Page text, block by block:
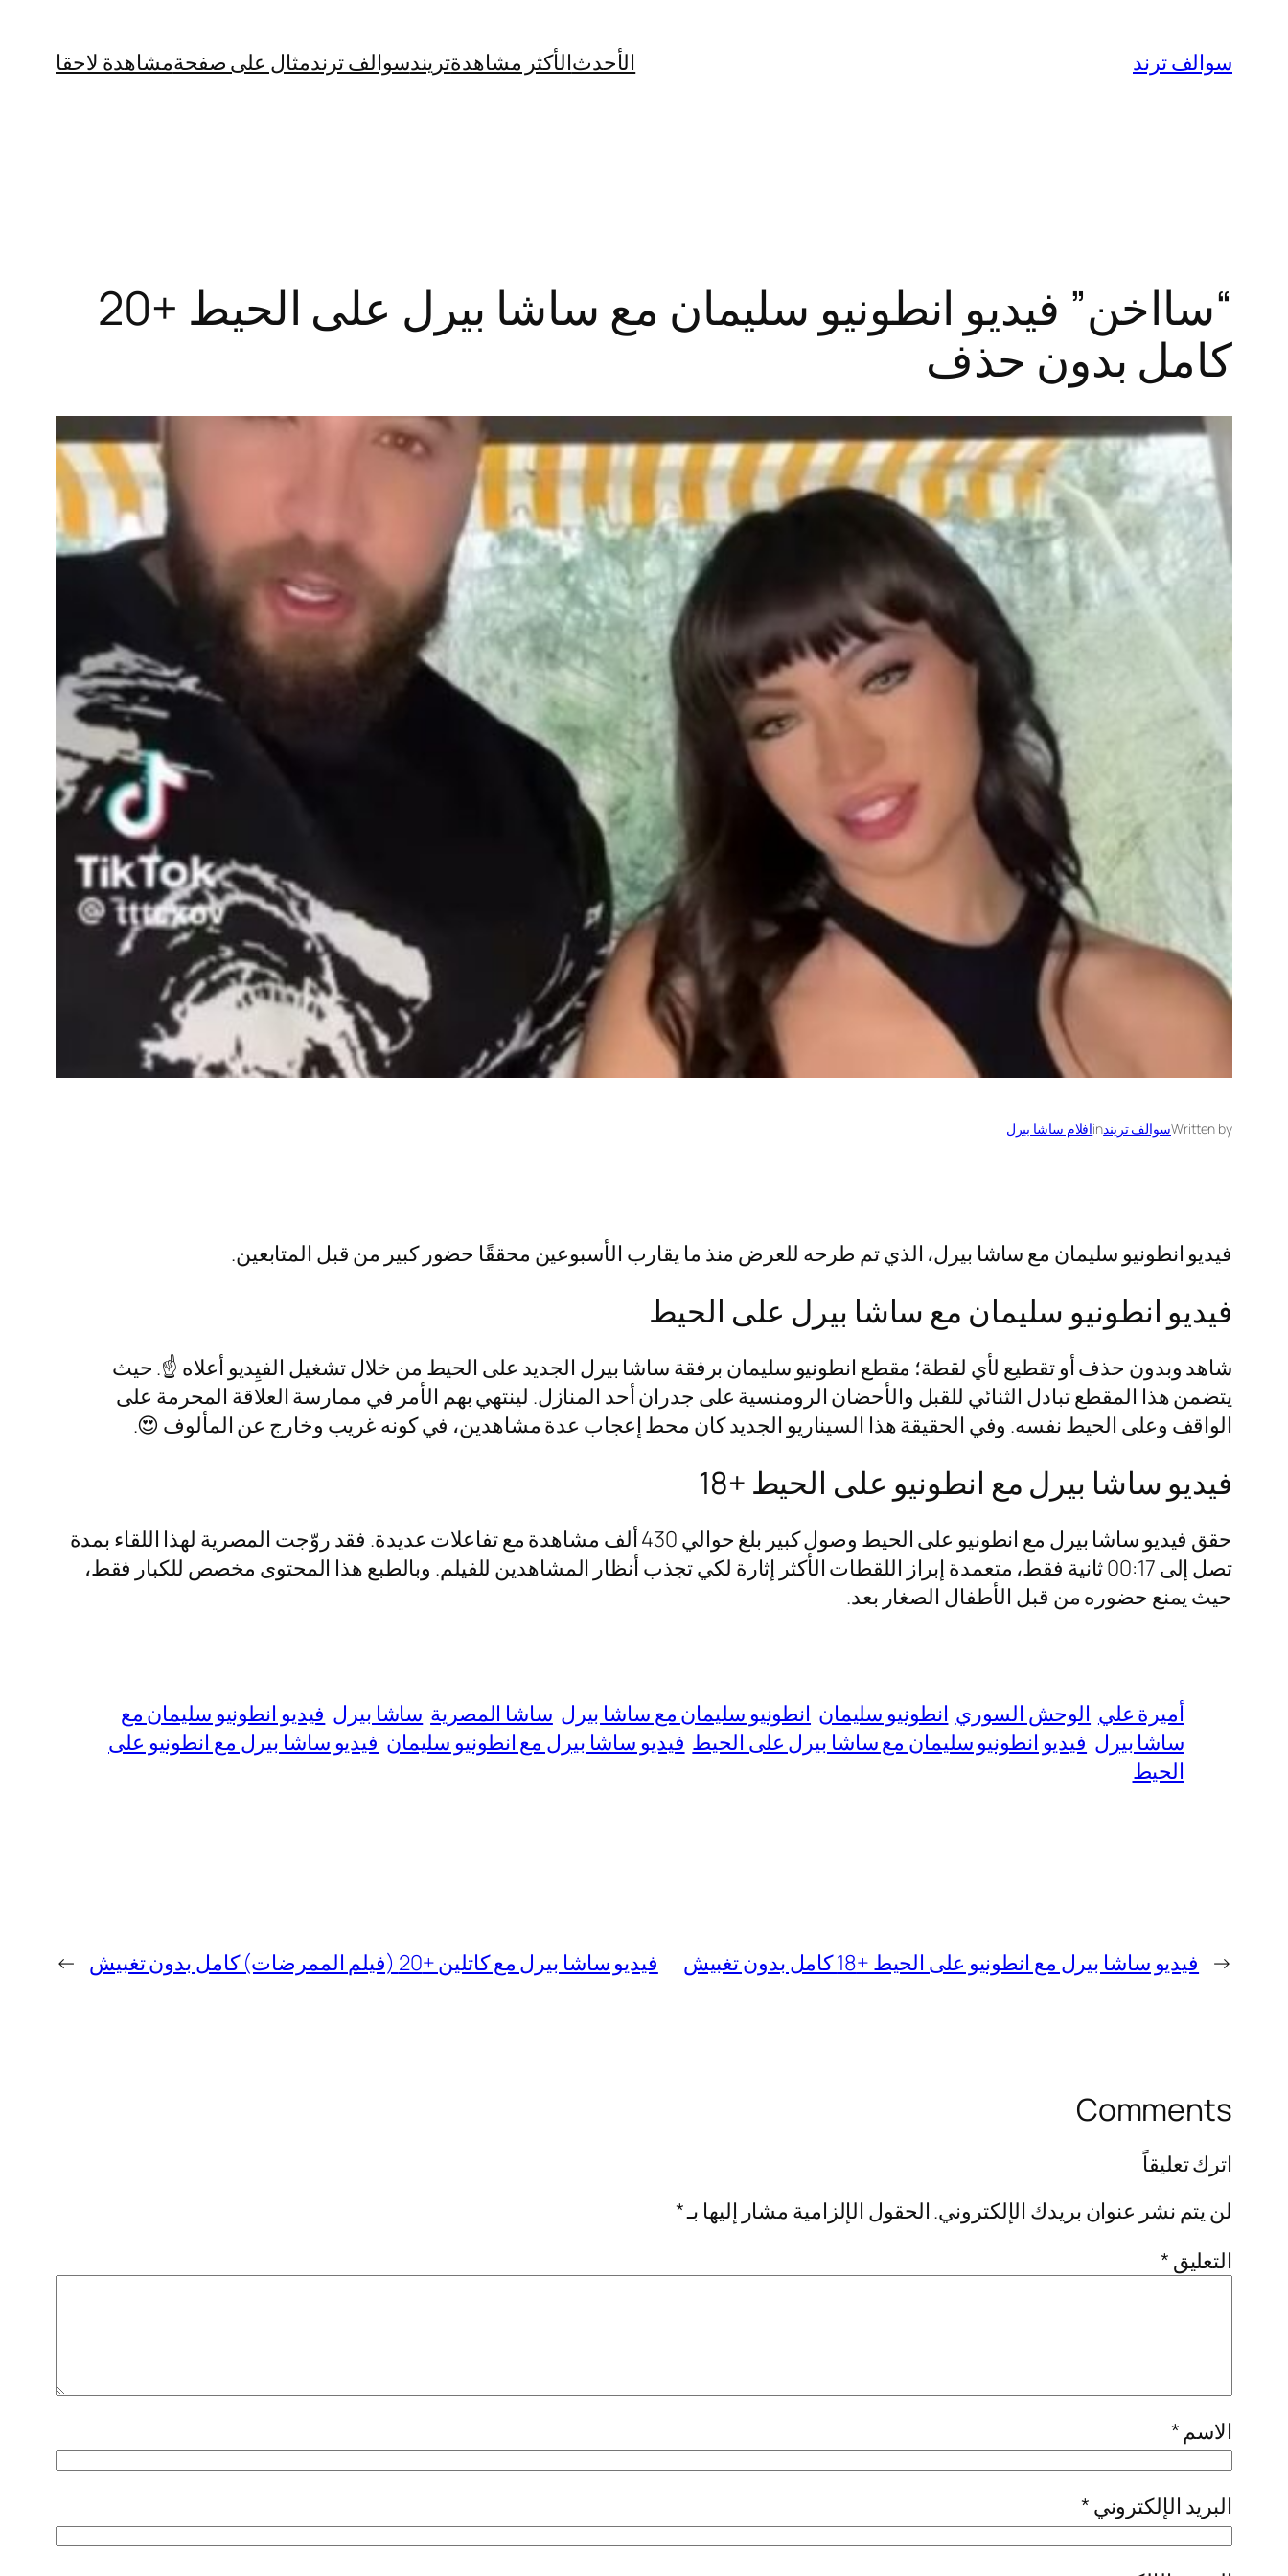
المحتوى
سوالف ترند الأحدثالأكثر مشاهدةتريندسوالف ترندمثال على صفحةمشاهدة لاحقا
“سااخن” فيديو انطونيو سليمان مع ساشا بيرل على الحيط +20
كامل بدون حذف
Written byسوالف تريندinافلام ساشا بيرل
فيديو انطونيو سليمان مع ساشا بيرل، الذي تم طرحه للعرض منذ ما يقارب الأسبوعين محققًا حضور كبير من قبل المتابعين.
فيديو انطونيو سليمان مع ساشا بيرل على الحيط
شاهد وبدون حذف أو تقطيع لأي لقطة؛ مقطع انطونيو سليمان برفقة ساشا بيرل الجديد على الحيط من خلال تشغيل الفيِديو أعلاه ☝️. حيث
يتضمن هذا المقطع تبادل الثنائي للقبل والأحضان الرومنسية على جدران أحد المنازل. لينتهي بهم الأمر في ممارسة العلاقة المحرمة على
الواقف وعلى الحيط نفسه. وفي الحقيقة هذا السيناريو الجديد كان محط إعجاب عدة مشاهدين، في كونه غريب وخارج عن المألوف 😍.
فيديو ساشا بيرل مع انطونيو على الحيط +18
حقق فيديو ساشا بيرل مع انطونيو على الحيط وصول كبير بلغ حوالي 430 ألف مشاهدة مع تفاعلات عديدة. فقد روّجت المصرية لهذا اللقاء بمدة
تصل إلى 00:17 ثانية فقط، متعمدة إبراز اللقطات الأكثر إثارة لكي تجذب أنظار المشاهدين للفيلم. وبالطبع هذا المحتوى مخصص للكبار فقط،
حيث يمنع حضوره من قبل الأطفال الصغار بعد.
أميرة علي الوحش السوري انطونيو سليمان انطونيو سليمان مع ساشا بيرل ساشا المصرية ساشا بيرل فيديو انطونيو سليمان مع
ساشا بيرل فيديو انطونيو سليمان مع ساشا بيرل على الحيط فيديو ساشا بيرل مع انطونيو سليمان فيديو ساشا بيرل مع انطونيو على
الحيط
← فيديو ساشا بيرل مع انطونيو على الحيط +18 كامل بدون تغبيش فيديو ساشا بيرل مع كاتلين +20 (فيلم الممرضات) كامل بدون تغبيش →
Comments
اترك تعليقاً
لن يتم نشر عنوان بريدك الإلكتروني. الحقول الإلزامية مشار إليها بـ*
التعليق *
الاسم *
البريد الإلكتروني *